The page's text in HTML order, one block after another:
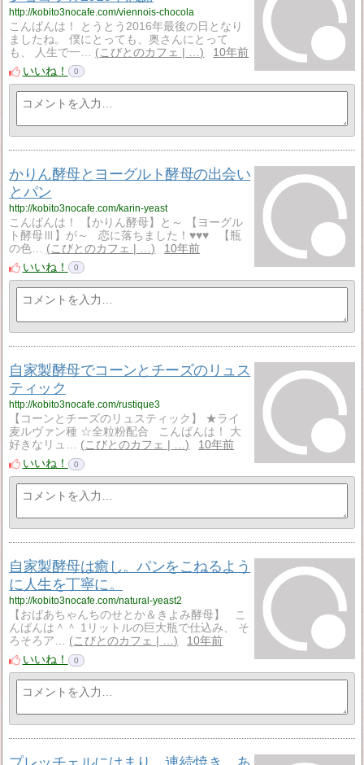
http://kobito3nocafe.com/viennois-chocola
こんばんは！ とうとう2016年最後の日となり
ましたね。 僕にとっても、奥さんにとって
も、 人生で一…
こびとのカフェ | …
10年前
いいね！
0
かりん酵母とヨーグルト酵母の出会い
とパン
http://kobito3nocafe.com/karin-yeast
こんばんは！ 【かりん酵母】と～ 【ヨーグル
ト酵母Ⅲ】が～ 恋に落ちました！♥♥♥ 【瓶
の色…
こびとのカフェ | …
10年前
いいね！
0
自家製酵母でコーンとチーズのリュス
ティック
http://kobito3nocafe.com/rustique3
【コーンとチーズのリュスティック】 ★ライ
麦ルヴァン種 ☆全粒粉配合 こんばんは！ 大
好きなリュ…
こびとのカフェ | …
10年前
いいね！
0
自家製酵母は癒し。パンをこねるよう
に人生を丁寧に。
http://kobito3nocafe.com/natural-yeast2
【おばあちゃんちのせとか＆きよみ酵母】 こ
んばんは＾＾ 1リットルの巨大瓶で仕込み、 そ
ろそろア…
こびとのカフェ | …
10年前
いいね！
0